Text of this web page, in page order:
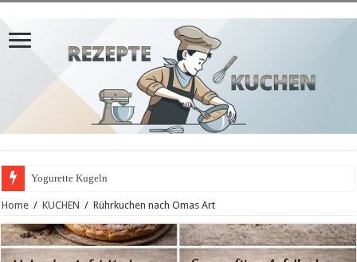
Yogurette Kugeln
Home / KUCHEN / Rührkuchen nach Omas Art